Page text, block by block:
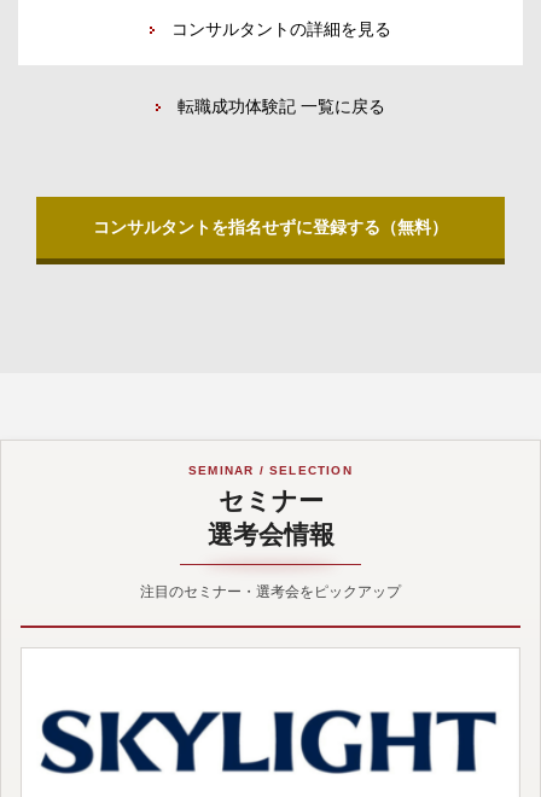
コンサルタントの詳細を見る
転職成功体験記 一覧に戻る
コンサルタントを指名せずに登録する（無料）
SEMINAR / SELECTION
セミナー
選考会情報
注目のセミナー・選考会をピックアップ